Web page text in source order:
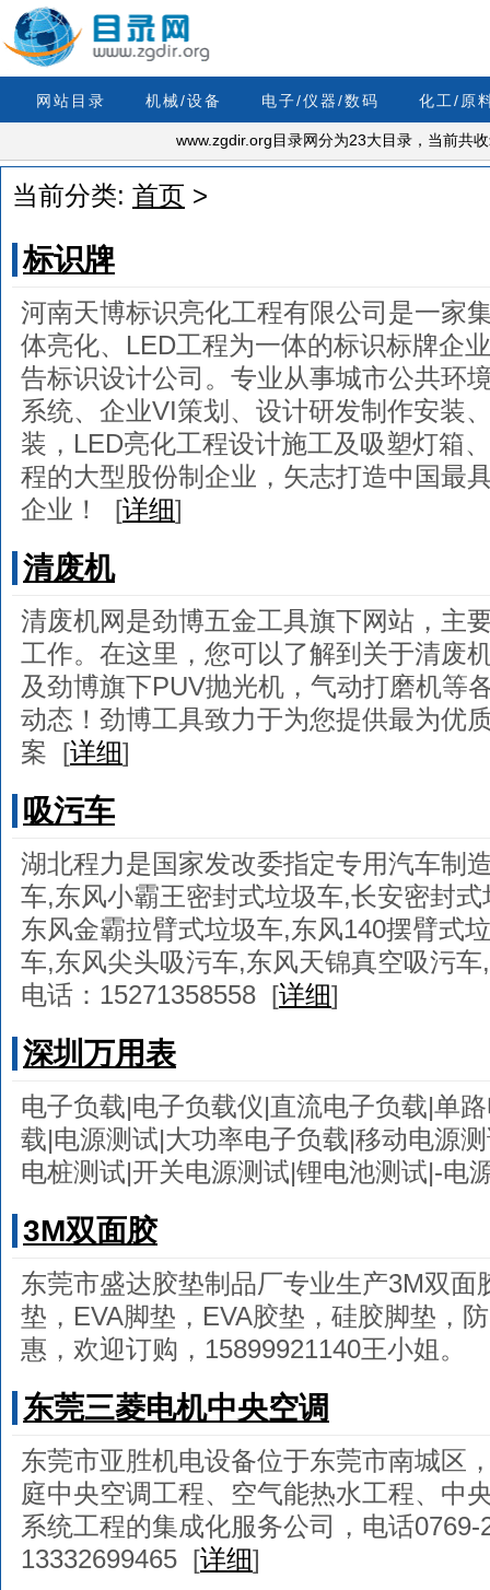
网站目录 机械/设备 电子/仪器/数码 化工/原
www.zgdir.org目录网分为23大目录，当前共
当前分类: 首页 >
标识牌
河南天博标识亮化工程有限公司是一家
体亮化、LED工程为一体的标识标牌企
告标识设计公司。专业从事城市公共环
系统、企业VI策划、设计研发制作安装
装，LED亮化工程设计施工及吸塑灯箱
程的大型股份制企业，矢志打造中国最
企业！
[详细]
清废机
清废机网是劲博五金工具旗下网站，主
工作。在这里，您可以了解到关于清废
及劲博旗下PUV抛光机，气动打磨机等
动态！劲博工具致力于为您提供最为优
案 [详细]
吸污车
湖北程力是国家发改委指定专用汽车制
车,东风小霸王密封式垃圾车,长安密封
东风金霸拉臂式垃圾车,东风140摆臂式
车,东风尖头吸污车,东风天锦真空吸污
电话：15271358558 [详细]
深圳万用表
电子负载|电子负载仪|直流电子负载|单
载|电源测试|大功率电子负载|移动电源
电桩测试|开关电源测试|锂电池测试|-电
3M双面胶
东莞市盛达胶垫制品厂专业生产3M双面
垫，EVA脚垫，EVA胶垫，硅胶脚垫，
惠，欢迎订购，15899921140王小姐。
东莞三菱电机中央空调
东莞市亚胜机电设备位于东莞市南城区
庭中央空调工程、空气能热水工程、中
系统工程的集成化服务公司，电话0769-
13332699465 [详细]